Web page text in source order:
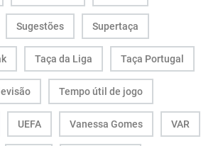
Sugestões Supertaça
Taça da Liga Taça Portugal
Tempo útil de jogo
UEFA Vanessa Gomes VAR